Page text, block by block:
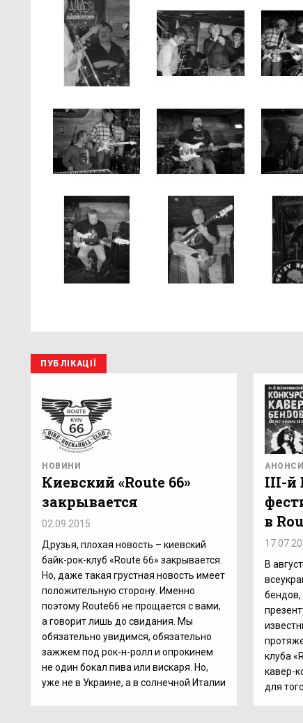
ПУБЛІКАЦІЇ
НОВИНИ
Киевский «Route 66»
закрывается
02.09.2015
Друзья, плохая новость – киевский
байк-рок-клуб «Route 66» закрывается.
Но, даже такая грустная новость имеет
положительную сторону. Именно
поэтому Route66 не прощается с вами,
а говорит лишь до свидания. Мы
обязательно увидимся, обязательно
зажжем под рок-н-ролл и опрокинем
не один бокал пива или вискаря. Но,
уже не в Украине, а в солнечной Италии
АНОНСИ
ІІІ-
в
В
бендов,
клуба
кавер-
для